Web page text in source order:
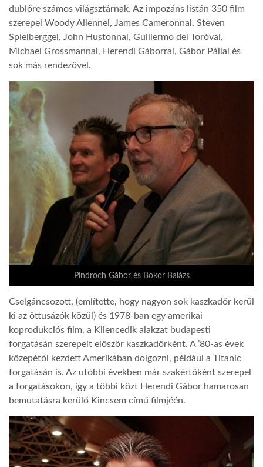
A NAP SZÉPE
LINKTR.EE
GLOBOZSARU
DOBRAVERO.HU
LATIMO.HU
GLOBOBOOK
dublőre számos világsztárnak. Az impozáns listán 350 film
szerepel Woody Allennel, James Cameronnal, Steven
Spielberggel, John Hustonnal, Guillermo del Toróval,
Michael Grossmannal, Herendi Gáborral, Gábor Pállal és
sok más rendezővel.
Pindroch Gábor és Bokor Balázs
Cselgáncsozott, (említette, hogy nagyon sok kaszkadőr kerül
ki az öttusázók közül) és 1978-ban egy amerikai
koprodukciós film, a Kilencedik alakzat budapesti
forgatásán szerepelt először kaszkadőrként. A ’80-as évek
közepétől kezdett Amerikában dolgozni, például a Titanic
forgatásán is. Az utóbbi években már szakértőként szerepel
a forgatásokon, így a többi közt Herendi Gábor hamarosan
bemutatásra kerülő Kincsem című filmjéén.